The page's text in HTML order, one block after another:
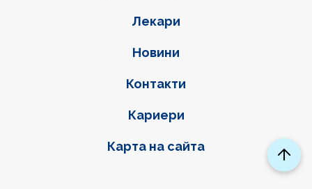
Лекари
Новини
Контакти
Кариери
Карта на сайта